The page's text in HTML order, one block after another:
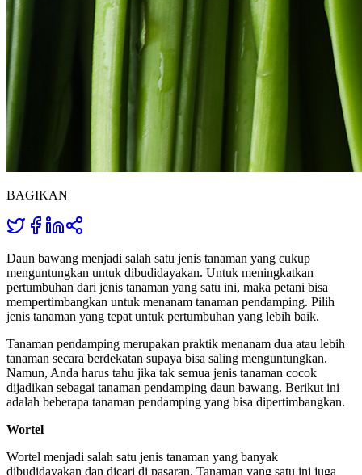
BAGIKAN
Daun bawang menjadi salah satu jenis tanaman yang cukup
menguntungkan untuk dibudidayakan. Untuk meningkatkan
pertumbuhan dari jenis tanaman yang satu ini, maka petani bisa
mempertimbangkan untuk menanam tanaman pendamping. Pilih
jenis tanaman yang tepat untuk pertumbuhan yang lebih baik.
Tanaman pendamping merupakan praktik menanam dua atau lebih
tanaman secara berdekatan supaya bisa saling menguntungkan.
Namun, Anda harus tahu jika tak semua jenis tanaman cocok
dijadikan sebagai tanaman pendamping daun bawang. Berikut ini
adalah beberapa tanaman pendamping yang bisa dipertimbangkan.
Wortel
Wortel menjadi salah satu jenis tanaman yang banyak
dibudidayakan dan dicari di pasaran. Tanaman yang satu ini juga